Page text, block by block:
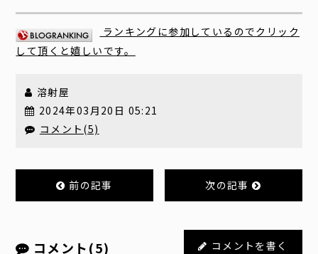
ランキングに参加しているのでクリック
して頂くと嬉しいです。
溶射屋
2024年03月20日 05:21
コメント(5)
前の記事 次の記事
コメント(5) コメントを書く